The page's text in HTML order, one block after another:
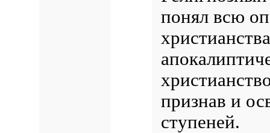
понял всю
признав и
ступеней.